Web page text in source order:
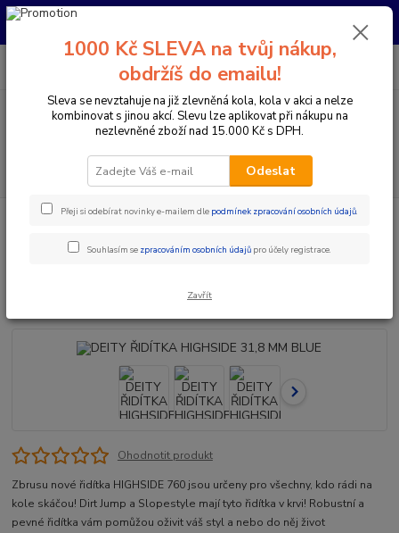
Pro nachystání kola / doplňků na prodejně si prosím zavolejte dopředu.
Menu
CZK
PO-PÁ 10:00-17:00 | SO: 9:00-12:00
Komponenty na kolo Řídítka Průměr 31,8 mm
DEITY
Ohodnotit produkt
Zbrusu nové řidítka HIGHSIDE 760 jsou určeny pro všechny, kdo rádi na
kole skáčou! Dirt Jump a Slopestyle mají tyto řidítka v krvi! Robustní a
pevné řidítka vám pomůžou oživit váš styl a nebo do něj život
1000 Kč SLEVA na tvůj nákup,
obdržíš do emailu!
Sleva se nevztahuje na již zlevněná kola, kola v akci a nelze
kombinovat s jinou akcí. Slevu lze aplikovat při nákupu na
nezlevněné zboží nad 15.000 Kč s DPH.
Odeslat
Přeji si odebírat novinky e-mailem dle podmínek zpracování osobních údajů.
Souhlasím se zpracováním osobních údajů pro účely registrace.
Zavřít